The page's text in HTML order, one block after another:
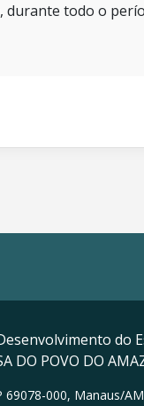
durante todo o
do
DO POVO DO
69078-000, Manaus/AM